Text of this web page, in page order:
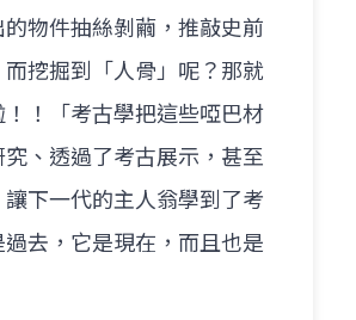
物件抽絲剝繭，推敲史前
而挖掘到「人骨」呢？那就
！「考古學把這些啞巴材
、透過了考古展示，甚至
下一代的主人翁學到了考
去，它是現在，而且也是